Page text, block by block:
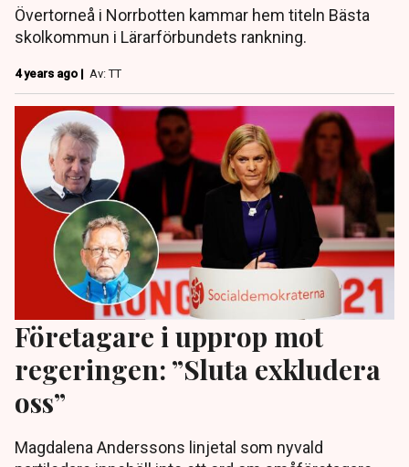
Övertorneå i Norrbotten kammar hem titeln Bästa
skolkommun i Lärarförbundets rankning.
4 years ago | Av: TT
Företagare i upprop mot
regeringen: ”Sluta exkludera
oss”
Magdalena Anderssons linjetal som nyvald